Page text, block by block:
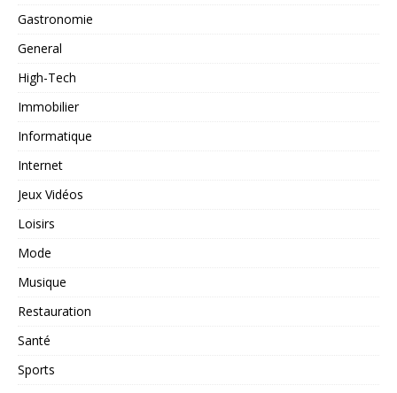
Gastronomie
General
High-Tech
Immobilier
Informatique
Internet
Jeux Vidéos
Loisirs
Mode
Musique
Restauration
Santé
Sports